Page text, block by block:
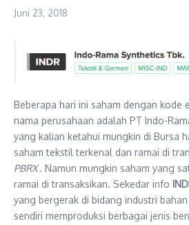
Juni 23, 2018
Beberapa hari ini saham dengan kode
nama perusahaan adalah PT Indo-
yang kalian ketahui mungkin di Bursa
saham tekstil terkenal dan ramai di
PBRX. Namun mungkin saham yang
ramai di transaksikan. Sekedar info
yang bergerak di bidang industri
sendiri memproduksi berbagai jenis